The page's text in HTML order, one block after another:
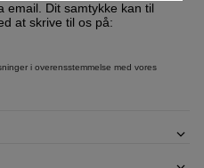
kan til
at skrive til os på:
i overensstemmelse med vores